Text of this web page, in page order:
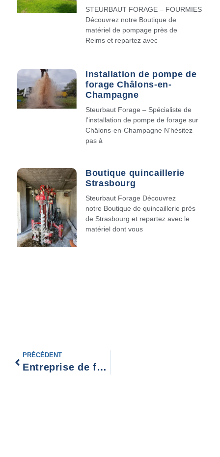
STEURBAUT FORAGE – FOURMIES
Découvrez notre Boutique de
matériel de pompage près de
Reims et repartez avec
Installation de pompe de
forage Châlons-en-
Champagne
Steurbaut Forage – Spécialiste de
l’installation de pompe de forage sur
Châlons-en-Champagne N’hésitez
pas à
Boutique quincaillerie
Strasbourg
Steurbaut Forage Découvrez
notre Boutique de quincaillerie près
de Strasbourg et repartez avec le
matériel dont vous
PRÉCÉDENT
Entreprise de forage Epernay